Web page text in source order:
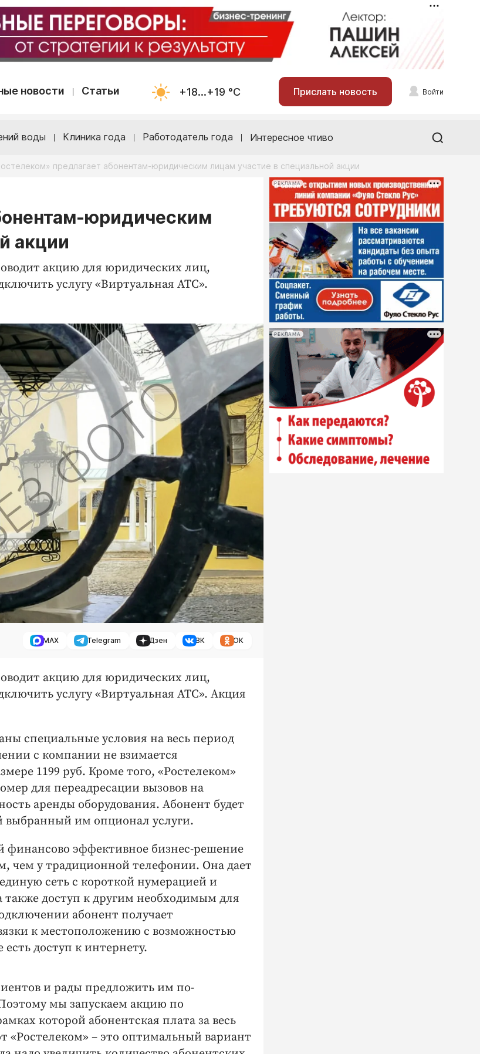
новости Статьи +18...+19 °С Прислать новость Войти
воды Клиника года Работодатель года Интересное чтиво
предлагает абонентам-юридическим лицам участие в специальной акции
юридическим
акции
акцию для юридических лиц,
услугу «Виртуальная АТС».
MAX Telegram Дзен ВК ОК
акцию для юридических лиц,
услугу «Виртуальная АТС». Акция
специальные условия на весь период
с компании не взимается
1199 руб. Кроме того, «Ростелеком»
для переадресации вызовов на
аренды оборудования. Абонент будет
выбранный им опционал услуги.
финансово эффективное бизнес-решение
чем у традиционной телефонии. Она дает
сеть с короткой нумерацией и
доступ к другим необходимым для
абонент получает
к местоположению с возможностью
доступ к интернету.
и рады предложить им по-
мы запускаем акцию по
которой абонентская плата за весь
«Ростелеком» – это оптимальный вариант
РЕКЛАМА
РЕКЛАМА